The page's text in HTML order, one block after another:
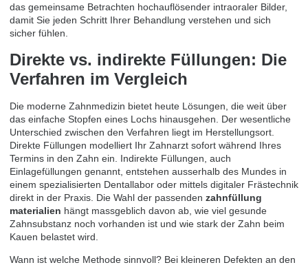
das gemeinsame Betrachten hochauflösender intraoraler Bilder,
damit Sie jeden Schritt Ihrer Behandlung verstehen und sich
sicher fühlen.
Direkte vs. indirekte Füllungen: Die
Verfahren im Vergleich
Die moderne Zahnmedizin bietet heute Lösungen, die weit über
das einfache Stopfen eines Lochs hinausgehen. Der wesentliche
Unterschied zwischen den Verfahren liegt im Herstellungsort.
Direkte Füllungen modelliert Ihr Zahnarzt sofort während Ihres
Termins in den Zahn ein. Indirekte Füllungen, auch
Einlagefüllungen genannt, entstehen ausserhalb des Mundes in
einem spezialisierten Dentallabor oder mittels digitaler Frästechnik
direkt in der Praxis. Die Wahl der passenden zahnfüllung
materialien hängt massgeblich davon ab, wie viel gesunde
Zahnsubstanz noch vorhanden ist und wie stark der Zahn beim
Kauen belastet wird.
Wann ist welche Methode sinnvoll? Bei kleineren Defekten an den